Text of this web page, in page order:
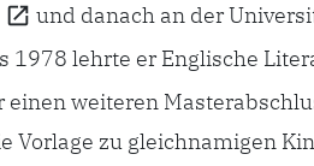
und danach an der
1978 lehrte er Englische
einen weiteren
Vorlage zu gleichnamigen